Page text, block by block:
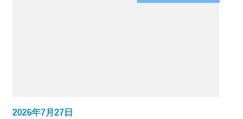
2026年7月27日